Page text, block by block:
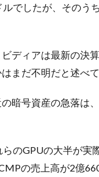
でしたが、そのう
ディアは最新の決
まだ不明だと述べて
暗号資産の急落は
のGPUの大半が実
の売上高が2億